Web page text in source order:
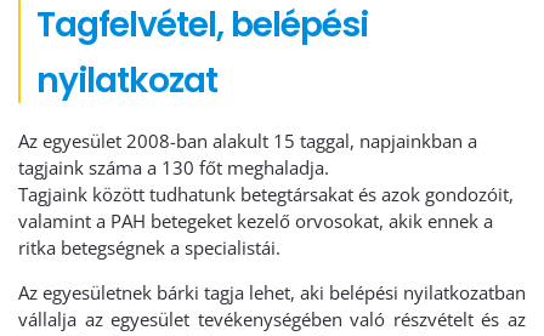
Tagfelvétel, belépési
nyilatkozat
Az egyesület 2008-ban alakult 15 taggal, napjainkban a
tagjaink száma a 130 főt meghaladja.
Tagjaink között tudhatunk betegtársakat és azok gondozóit,
valamint a PAH betegeket kezelő orvosokat, akik ennek a
ritka betegségnek a specialistái.
Az egyesületnek bárki tagja lehet, aki belépési nyilatkozatban
vállalja az egyesület tevékenységében való részvételt és az